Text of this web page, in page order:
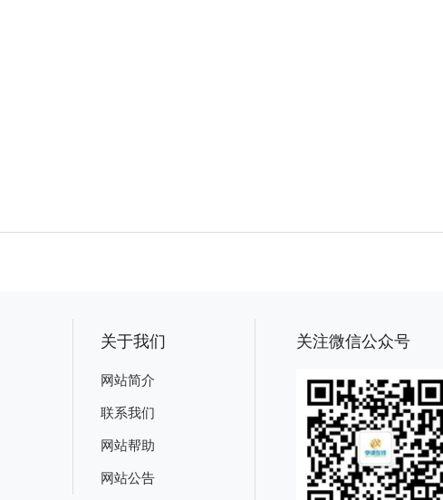
关于我们
网站简介
联系我们
网站帮助
网站公告
关注微信公众号